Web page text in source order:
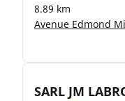
8.89 km
SARL JM